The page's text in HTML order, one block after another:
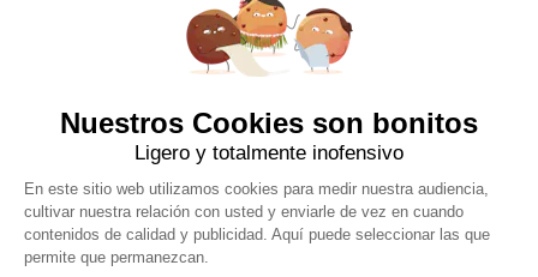
Alquilar una moto con Rodeeo
Alquilar una scooter con Rodeeo
Alquilar una bicicleta con Rodeeo